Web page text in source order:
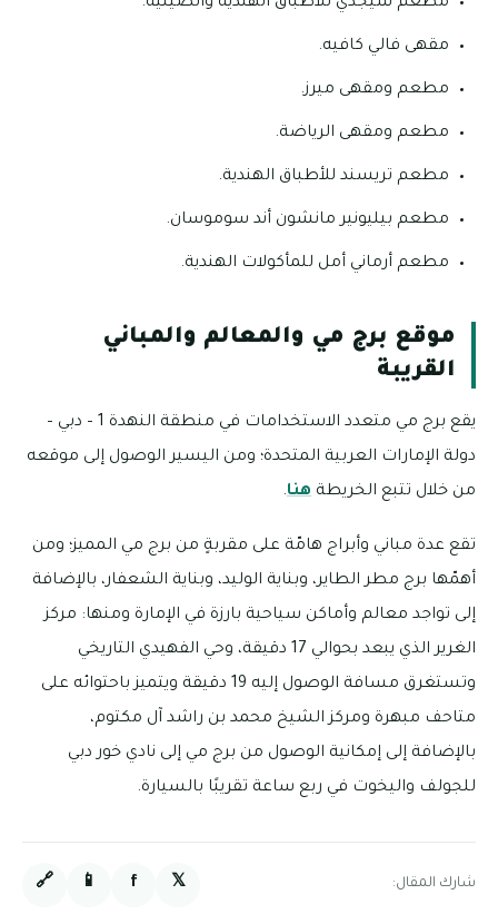
مقهى فالي كافيه.
مطعم ومقهى ميرز.
مطعم ومقهى الرياضة.
مطعم تريسند للأطباق الهندية.
مطعم بيليونير مانشون أند سوموسان.
مطعم أرماني أمل للمأكولات الهندية.
موقع برج مي والمعالم والمباني
القريبة
يقع برج مي متعدد الاستخدامات في منطقة النهدة 1 – دبي –
دولة الإمارات العربية المتحدة؛ ومن اليسير الوصول إلى موقعه
من خلال تتبع الخريطة هنا.
تقع عدة مباني وأبراج هامّة على مقربةٍ من برج مي المميز؛ ومن
أهمّها برج مطر الطاير، وبناية الوليد، وبناية الشعفار، بالإضافة
إلى تواجد معالم وأماكن سياحية بارزة في الإمارة ومنها: مركز
الغرير الذي يبعد بحوالي 17 دقيقة، وحي الفهيدي التاريخي
وتستغرق مسافة الوصول إليه 19 دقيقة ويتميز باحتوائه على
متاحف مبهرة ومركز الشيخ محمد بن راشد آل مكتوم،
بالإضافة إلى إمكانية الوصول من برج مي إلى نادي خور دبي
للجولف واليخوت في ربع ساعة تقريبًا بالسيارة.
شارك المقال: 𝕏
f
📱
🔗